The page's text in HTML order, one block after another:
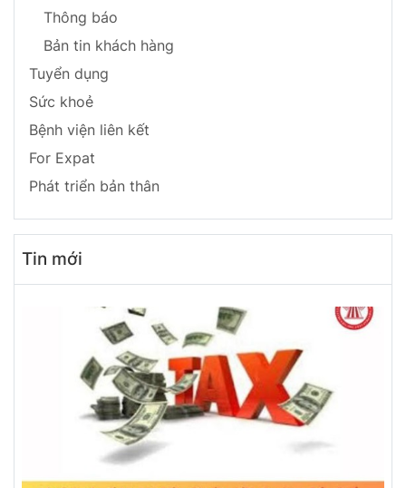
Thông báo
Bản tin khách hàng
Tuyển dụng
Sức khoẻ
Bệnh viện liên kết
For Expat
Phát triển bản thân
Tin mới